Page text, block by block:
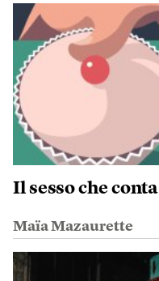
Il sesso che conta
Maïa Mazaurette